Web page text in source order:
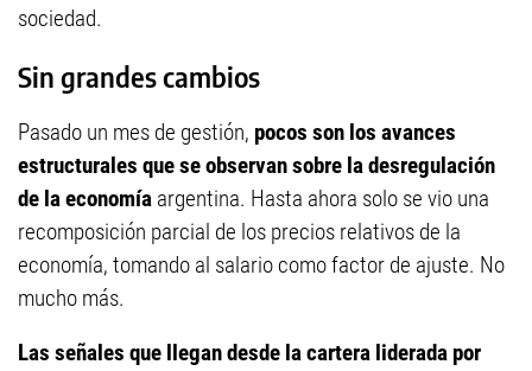
sociedad.
Sin grandes cambios
Pasado un mes de gestión, pocos son los avances
estructurales que se observan sobre la desregulación
de la economía argentina. Hasta ahora solo se vio una
recomposición parcial de los precios relativos de la
economía, tomando al salario como factor de ajuste. No
mucho más.
Las señales que llegan desde la cartera liderada por